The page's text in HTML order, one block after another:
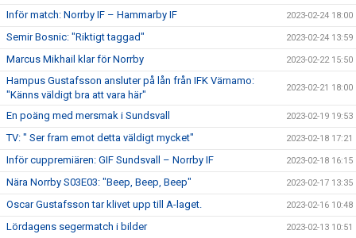
Inför match: Norrby IF – Hammarby IF 2023-02-24 18:00
Semir Bosnic: "Riktigt taggad" 2023-02-24 13:59
Marcus Mikhail klar för Norrby 2023-02-22 15:50
Hampus Gustafsson ansluter på lån från IFK Värnamo:
"Känns väldigt bra att vara här"
2023-02-21 18:00
En poäng med mersmak i Sundsvall 2023-02-19 19:53
TV: " Ser fram emot detta väldigt mycket" 2023-02-18 17:21
Inför cuppremiären: GIF Sundsvall – Norrby IF 2023-02-18 16:15
Nära Norrby S03E03: "Beep, Beep, Beep" 2023-02-17 13:35
Oscar Gustafsson tar klivet upp till A-laget. 2023-02-16 10:48
Lördagens segermatch i bilder 2023-02-13 10:51